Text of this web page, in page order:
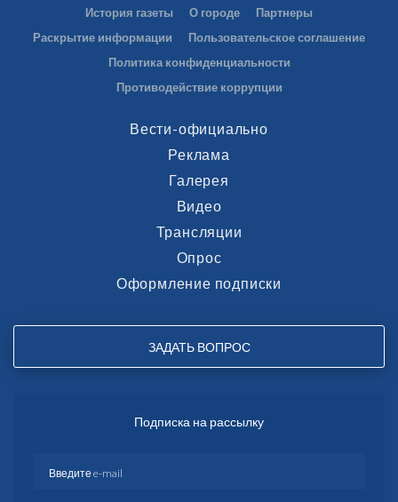
История газеты О городе
Партнеры
Раскрытие информации
Пользовательское соглашение
Политика конфиденциальности
Противодействие коррупции
Вести-официально
Реклама
Галерея
Видео
Трансляции
Опрос
Оформление подписки
ЗАДАТЬ ВОПРОС
Подписка на рассылку